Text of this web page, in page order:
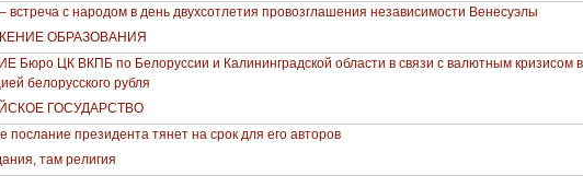
встреча с народом в день двухсотлетия провозглашения независимости Венесуэлы
ОБРАЗОВАНИЯ
Бюро ЦК ВКПБ по Белоруссии и Калининградской области в связи с валютным кризисом
белорусского рубля
ГОСУДАРСТВО
послание президента тянет на срок для его авторов
там религия